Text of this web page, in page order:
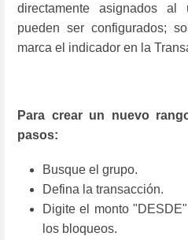
directamente asignados
pueden ser configurados;
marca el indicador en la
Para crear un nuevo
pasos:
Busque el grupo.
Defina la transacción.
Digite el monto
los bloqueos.